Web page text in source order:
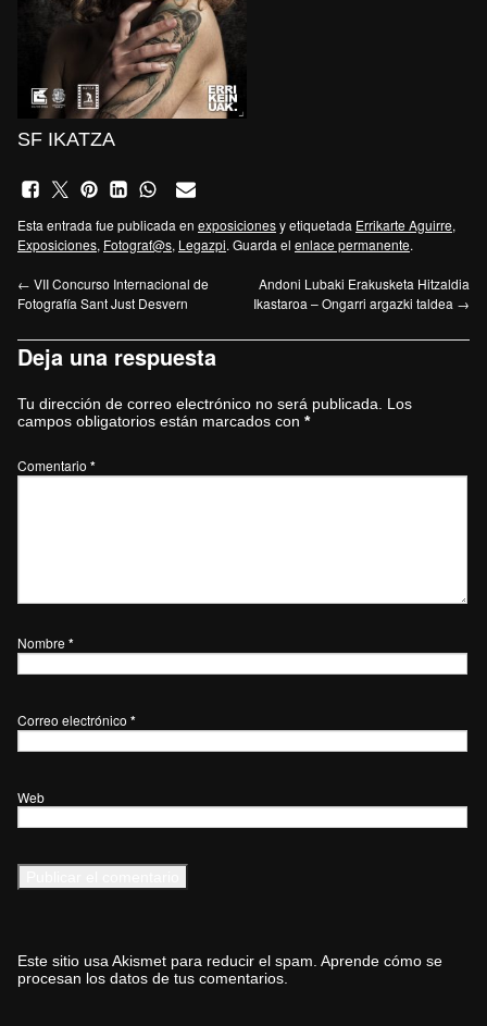
SF IKATZA
Esta entrada fue publicada en exposicionesy etiquetada Errikarte Aguirre,
Exposiciones, Fotograf@s, Legazpi. Guarda el enlace permanente.
← VII Concurso Internacional de
Fotografía Sant Just Desvern
Andoni Lubaki Erakusketa Hitzaldia
Ikastaroa – Ongarri argazki taldea →
Deja una respuesta
Tu dirección de correo electrónico no será publicada. Los
campos obligatorios están marcados con *
Comentario *
Nombre *
Correo electrónico *
Web
Este sitio usa Akismet para reducir el spam. Aprende cómo se
procesan los datos de tus comentarios.